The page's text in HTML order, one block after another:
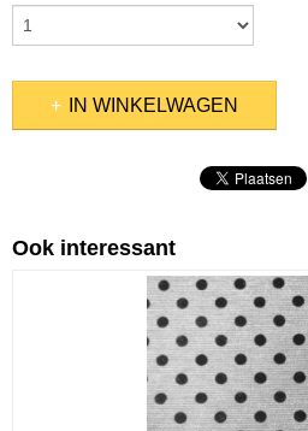
IN WINKELWAGEN
Ook interessantFEESTSTOFFEN)